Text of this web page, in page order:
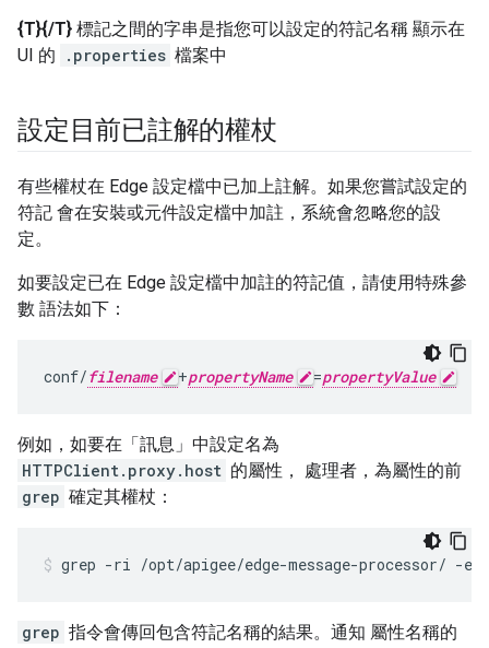
{T}{/T} 標記之間的字串是指您可以設定的符記名稱 顯示在
UI 的
.properties 檔案中
設定目前已註解的權杖
有些權杖在 Edge 設定檔中已加上註解。如果您嘗試設定的
符記 會在安裝或元件設定檔中加註，系統會忽略您的設
定。
如要設定已在 Edge 設定檔中加註的符記值，請使用特殊參
數 語法如下：
conf/filename +propertyName =propertyValue
例如，如要在「訊息」中設定名為
HTTPClient.proxy.host 的屬性， 處理者，為屬性的前
grep 確定其權杖：
grep -ri /opt/apigee/edge-message-processor/ -e
grep 指令會傳回包含符記名稱的結果。通知 屬性名稱的